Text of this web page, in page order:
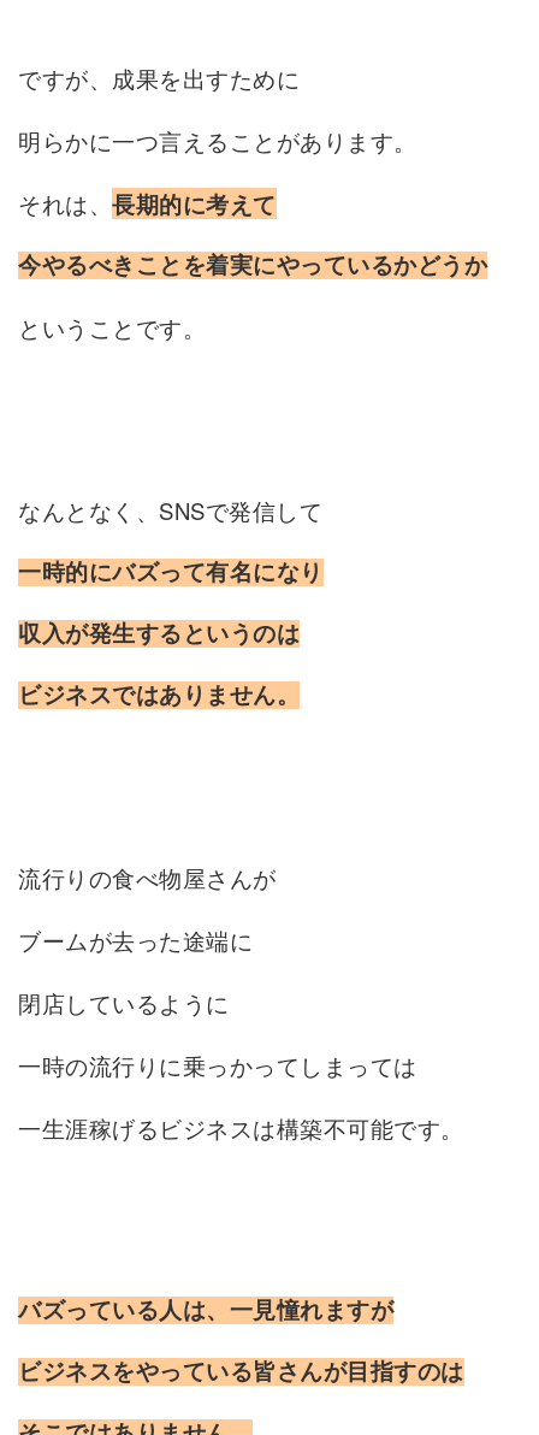
ですが、成果を出すために
明らかに一つ言えることがあります。
それは、
長期的に考えて
今やるべきことを着実にやっているかどうか
ということです。
なんとなく、SNSで発信して
一時的にバズって有名になり
収入が発生するというのは
ビジネスではありません。
流行りの食べ物屋さんが
ブームが去った途端に
閉店しているように
一時の流行りに乗っかってしまっては
一生涯稼げるビジネスは構築不可能です。
バズっている人は、一見憧れますが
ビジネスをやっている皆さんが目指すのは